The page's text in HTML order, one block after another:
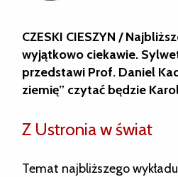
CZESKI CIESZYN /
wyjątkowo ciekawie.
przedstawi Prof. Daniel
ziemię” czytać będzie
Z Ustronia w świat
Temat najbliższego